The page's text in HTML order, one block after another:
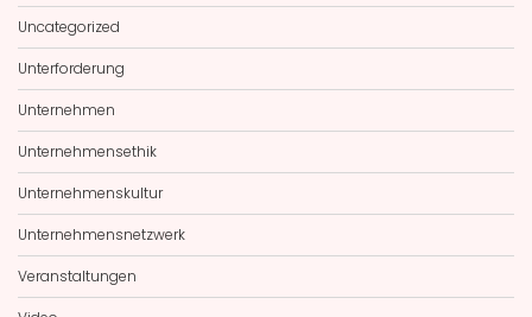
Uncategorized
Unterforderung
Unternehmen
Unternehmensethik
Unternehmenskultur
Unternehmensnetzwerk
Veranstaltungen